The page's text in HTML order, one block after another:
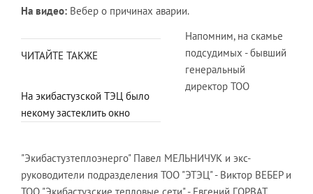
На видео: Вебер о причинах аварии.
ЧИТАЙТЕ ТАКЖЕ
На экибастузской ТЭЦ было
некому застеклить окно
Напомним, на скамье
подсудимых - бывший
генеральный
директор ТОО
"Экибастузтеплоэнерго" Павел МЕЛЬНИЧУК и экс-
руководители подразделения ТОО "ЭТЭЦ" - Виктор ВЕБЕР и